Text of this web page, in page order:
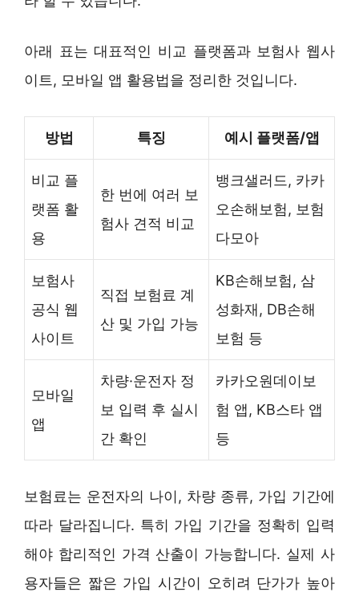
아래 표는 대표적인 비교 플랫폼과 보험사 웹사
이트, 모바일 앱 활용법을 정리한 것입니다.
방법 특징 예시 플랫폼/앱
비교 플
랫폼 활
용
한 번에 여러 보
험사 견적 비교
뱅크샐러드, 카카
오손해보험, 보험
다모아
보험사
공식 웹
사이트
직접 보험료 계
산 및 가입 가능
KB손해보험, 삼
성화재, DB손해
보험 등
모바일
앱
차량·운전자 정
보 입력 후 실시
간 확인
카카오원데이보
험 앱, KB스타 앱
등
보험료는 운전자의 나이, 차량 종류, 가입 기간에
따라 달라집니다. 특히 가입 기간을 정확히 입력
해야 합리적인 가격 산출이 가능합니다. 실제 사
용자들은 짧은 가입 시간이 오히려 단가가 높아